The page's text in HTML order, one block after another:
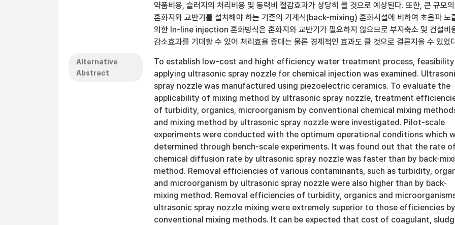
약품비용, 슬러지의 처리비용 및 동력비 절감효과가 상당히 클 것으로 예상된다. 또한, 큰 규모의
혼화지와 교반기를 설치해야 하는 기존의 기계식(back-mixing) 혼화시설에 비하여 초음파 노
의한 In-line injection 혼화방식은 혼화지와 교반기가 필요하지 않으므로 부지축소 및 건설비
감소효과를 기대할 수 있어 처리효율 증대는 물론 경제적인 효과도 클 것으로 결론지을 수 있었
Alternative
Abstract
To establish low-cost and hight efficiency water treatment process,
applying ultrasonic spray nozzle for chemical injection was examined.
spray nozzle was manufactured using piezoelectric ceramics. To evaluate the
applicability of mixing method by ultrasonic spray nozzle, treatment
of turbidity, organics, microorganism by conventional chemical mixing
and mixing method by ultrasonic spray nozzle were investigated. Pilot-scale
experiments were conducted with the optimum operational conditions which
determined through bench-scale experiments. It was found out that the rate of
chemical diffusion rate by ultrasonic spray nozzle was faster than by back-
method. Removal efficiencies of various contaminants, such as turbidity,
and microorganism by ultrasonic spray nozzle were also higher than by back-
mixing method. Removal efficiencies of turbidity, organics and
ultrasonic spray nozzle mixing were extremely superior to those efficiencies by
conventional mixing methods. It can be expected that cost of coagulant,